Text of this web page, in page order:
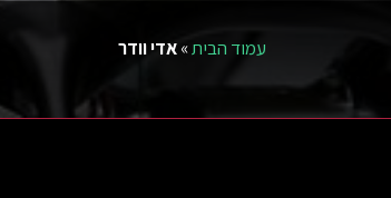
עמוד הבית»אדי וודר